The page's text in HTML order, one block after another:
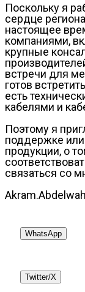
Поскольку я
сердце
настоящее
компаниями,
крупные
встречи для
готов
есть
кабелями и
Поэтому я
поддержке или
продукции, о
связаться со
WhatsApp
Twitter/X